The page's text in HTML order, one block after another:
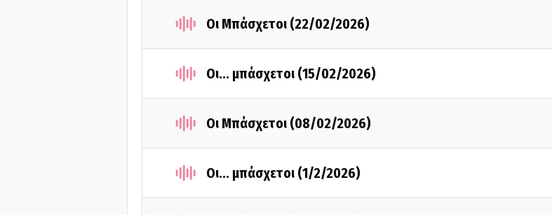
Οι Μπάσχετοι (22/02/2026)
Οι... μπάσχετοι (15/02/2026)
Οι Μπάσχετοι (08/02/2026)
Οι... μπάσχετοι (1/2/2026)